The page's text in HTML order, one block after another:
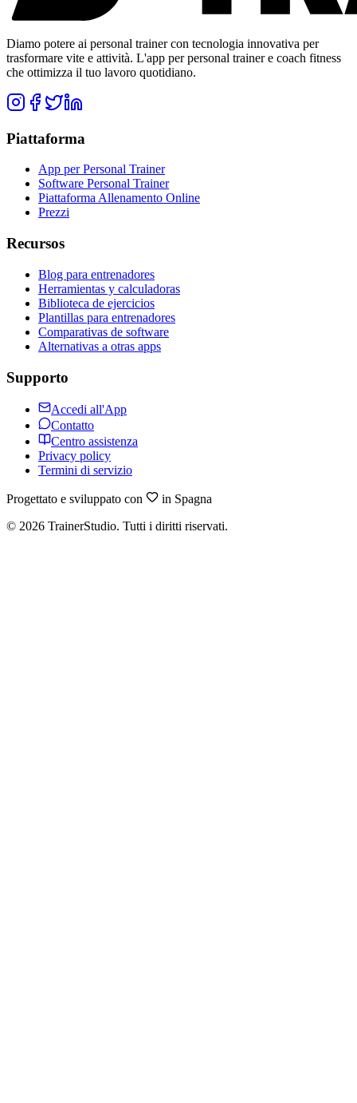
Diamo potere ai personal trainer con tecnologia innovativa per
trasformare vite e attività. L'app per personal trainer e coach fitness
che ottimizza il tuo lavoro quotidiano.
Piattaforma
App per Personal Trainer
Software Personal Trainer
Piattaforma Allenamento Online
Prezzi
Recursos
Blog para entrenadores
Herramientas y calculadoras
Biblioteca de ejercicios
Plantillas para entrenadores
Comparativas de software
Alternativas a otras apps
Supporto
Accedi all'App
Contatto
Centro assistenza
Privacy policy
Termini di servizio
Progettato e sviluppato con
in Spagna
© 2026 TrainerStudio. Tutti i diritti riservati.